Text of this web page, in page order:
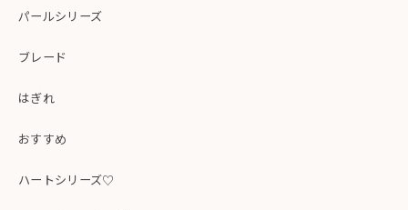
パールシリーズ
ブレード
はぎれ
おすすめ
ハートシリーズ♡